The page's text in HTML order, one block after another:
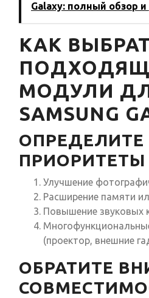
Galaxy: полный обзор
КАК
МОДУЛИ
SAMSUNG
ОПРЕДЕЛИТЕ
ПРИОРИТЕТЫ
Улучшение
Расширение памяти
Повышение звуковых
(проектор, внешние
ОБРАТИТЕ